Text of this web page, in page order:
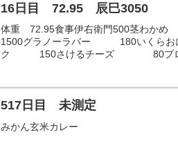
16日目 72.95 辰巳3050
体重 72.95食事伊右衛門500茎
1500グラノーラバー 180いくら
ク 150さけるチーズ 80プロテ
517日目 未測定
みかん玄米カレー